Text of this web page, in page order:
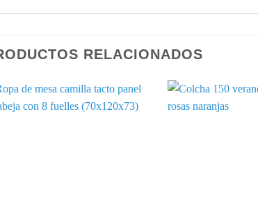
RELACIONADOS